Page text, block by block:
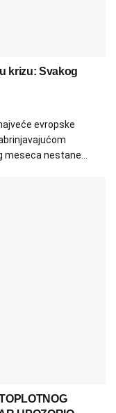
krizu: Svakog
evropske
nestane...